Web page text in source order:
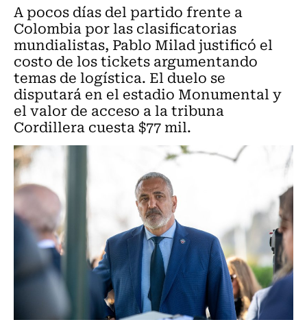
A pocos días del partido frente a
Colombia por las clasificatorias
mundialistas, Pablo Milad justificó el
costo de los tickets argumentando
temas de logística. El duelo se
disputará en el estadio Monumental y
el valor de acceso a la tribuna
Cordillera cuesta $77 mil.